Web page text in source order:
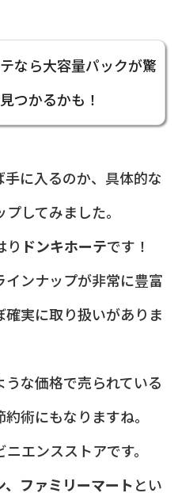
なら大容量パックが驚
つかるかも！
に入るのか、具体的な
してみました。
り ドンキホーテです！
インナップが非常に豊富
実に取り扱いがありま
な価格で売られている
術にもなりますね。
エンスストアです。
ファミリーマートとい